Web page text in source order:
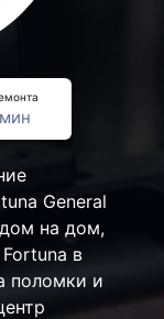
General
на дом,
в
поломки и